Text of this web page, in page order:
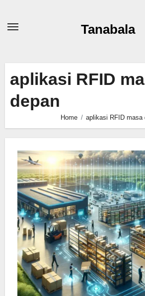
Tanabala
aplikasi RFID
depan
Home aplikasi RFID masa